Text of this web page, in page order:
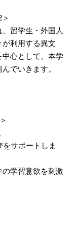
留学生・外国人
利用する異文
心として、本学
でいきます。
サポートしま
学習意欲を刺激